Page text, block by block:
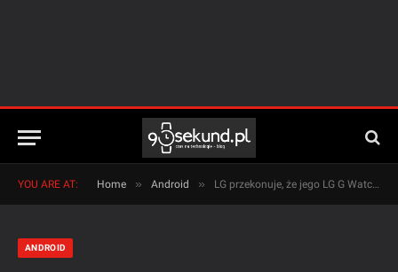
YOU ARE AT: Home » Android » LG przekonuje, że jego LG G Watch będzie definicją smartwatchy. Na filmie
ANDROID